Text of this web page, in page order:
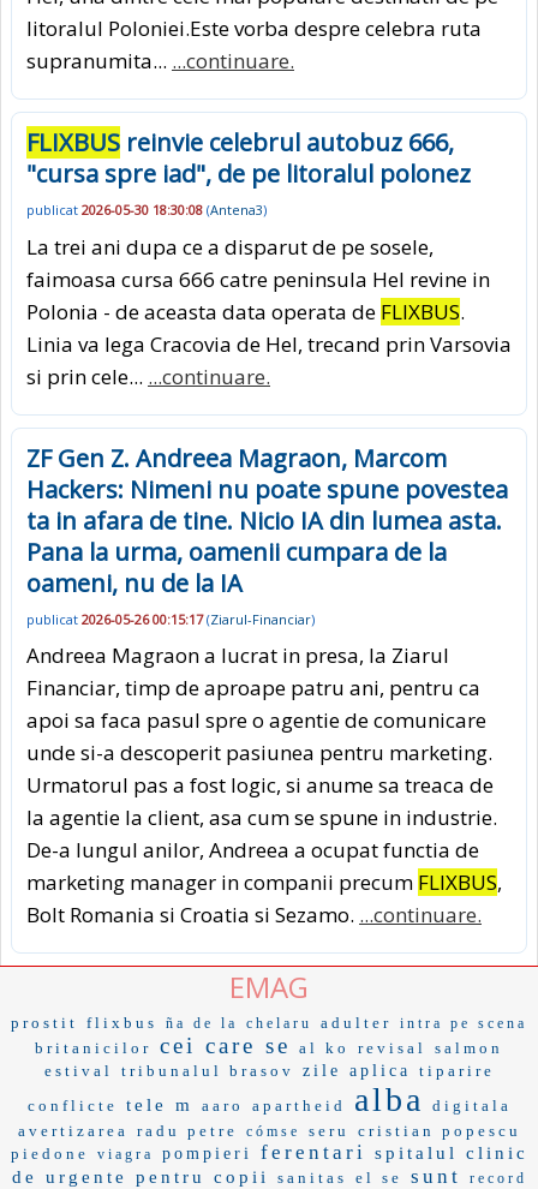
litoralul Poloniei.Este vorba despre celebra ruta
supranumita... ...continuare.
FLIXBUS reinvie celebrul autobuz 666,
"cursa spre iad", de pe litoralul polonez
publicat 2026-05-30 18:30:08 (Antena3)
La trei ani dupa ce a disparut de pe sosele,
faimoasa cursa 666 catre peninsula Hel revine in
Polonia - de aceasta data operata de FLIXBUS.
Linia va lega Cracovia de Hel, trecand prin Varsovia
si prin cele... ...continuare.
ZF Gen Z. Andreea Magraon, Marcom
Hackers: Nimeni nu poate spune povestea
ta in afara de tine. Nicio IA din lumea asta.
Pana la urma, oamenii cumpara de la
oameni, nu de la IA
publicat 2026-05-26 00:15:17(Ziarul-Financiar)
Andreea Magraon a lucrat in presa, la Ziarul
Financiar, timp de aproape patru ani, pentru ca
apoi sa faca pasul spre o agentie de comunicare
unde si-a descoperit pasiunea pentru marketing.
Urmatorul pas a fost logic, si anume sa treaca de
la agentie la client, asa cum se spune in industrie.
De-a lungul anilor, Andreea a ocupat functia de
marketing manager in companii precum FLIXBUS,
Bolt Romania si Croatia si Sezamo. ...continuare.
EMAG
prostit flixbus ña de la chelaru adulter intra pe scena
britanicilor cei care se al ko revisal
salmon
estival
tribunalul brasov zile aplica
tiparire
conflicte
tele m aaro apartheid alba
digitala
avertizarea
radu petre cómse seru
cristian popescu
piedone
viagra pompieri ferentari
spitalul clinic
de urgente pentru copii
sanitas el se sunt record